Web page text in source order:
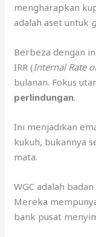
mengharapkan
adalah aset untuk
Berbeza dengan
IRR (Internal Rate
bulanan. Fokus
perlindungan.
Ini menjadikan
kukuh, bukannya
mata.
WGC adalah
Mereka
bank pusat